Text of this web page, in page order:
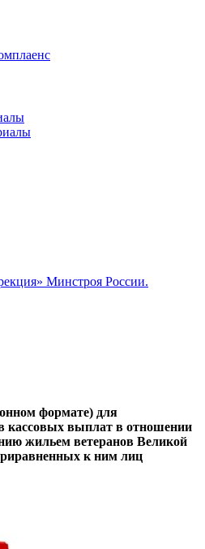
формате) для
кассовых выплат в отношении
жильем ветеранов Великой
к ним лиц